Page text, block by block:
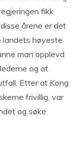
fikk
årene er det
landets høyeste
man opplevd
og at
Etter at Kong
frivillig, var
og søke